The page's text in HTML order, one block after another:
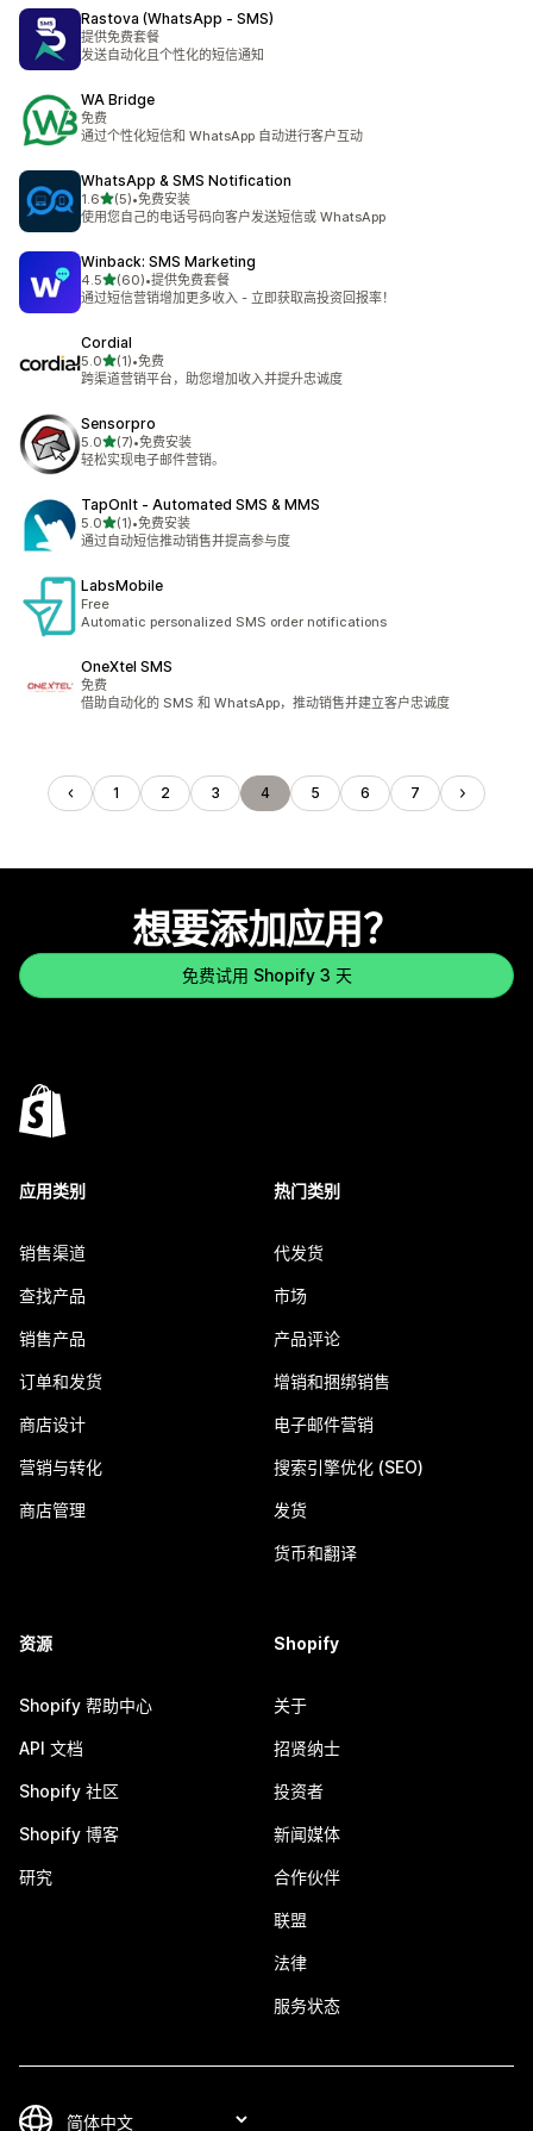
Rastova (WhatsApp ‑ SMS)
提供免费套餐
发送自动化且个性化的短信通知
WA Bridge
免费
通过个性化短信和 WhatsApp 自动进行客户互动
WhatsApp & SMS Notification
1.6星（满分 5 星）
(5)
总共 5 条评论
•免费安装
使用您自己的电话号码向客户发送短信或 WhatsApp
Winback: SMS Marketing
4.5星（满分 5 星）
(60)
总共 60 条评论
•提供免费套餐
通过短信营销增加更多收入 - 立即获取高投资回报率！
Cordial
5.0星（满分 5 星）
(1)
总共 1 条评论
•免费
跨渠道营销平台，助您增加收入并提升忠诚度
Sensorpro
5.0星（满分 5 星）
(7)
总共 7 条评论
•免费安装
轻松实现电子邮件营销。
TapOnIt ‑ Automated SMS & MMS
5.0星（满分 5 星）
(1)
总共 1 条评论
•免费安装
通过自动短信推动销售并提高参与度
LabsMobile
Free
Automatic personalized SMS order notifications
OneXtel SMS
免费
借助自动化的 SMS 和 WhatsApp，推动销售并建立客户忠诚度
1 2 3 4 5 6 7
想要添加应用？
免费试用 Shopify 3 天
应用类别
销售渠道
查找产品
销售产品
订单和发货
商店设计
营销与转化
商店管理
热门类别
代发货
市场
产品评论
增销和捆绑销售
电子邮件营销
搜索引擎优化 (SEO)
发货
货币和翻译
资源
Shopify 帮助中心
API 文档
Shopify 社区
Shopify 博客
研究
Shopify
关于
招贤纳士
投资者
新闻媒体
合作伙伴
联盟
法律
服务状态